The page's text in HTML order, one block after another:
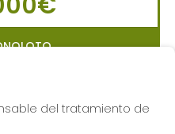
del tratamiento de